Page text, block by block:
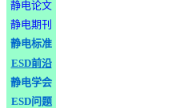
静电论文
静电期刊
静电标准
ESD前沿
静电学会
ESD问题